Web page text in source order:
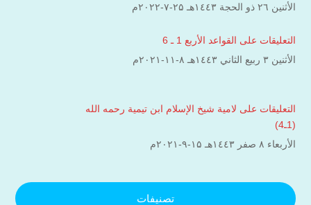
الأثنين ۲٦ ذو الحجة ۱٤٤۳هـ ۲۵-۷-۲۰۲۲م
التعليقات على القواعد الأربع 1 ـ 6
الأثنين ۳ ربيع الثاني ۱٤٤۳هـ ۸-۱۱-۲۰۲۱م
التعليقات على لامية شيخ الإسلام ابن تيمية رحمه الله
(1ـ4)
الأربعاء ۸ صفر ۱٤٤۳هـ ۱۵-۹-۲۰۲۱م
تصنيفات